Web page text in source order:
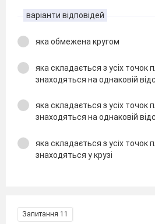
варіанти відповідей
яка обмежена кругом
яка складається з усіх точок
знаходяться на однаковій
яка складається з усіх точок
знаходяться на однаковій
яка складається з усіх точок
знаходяться у крузі
Запитання 11